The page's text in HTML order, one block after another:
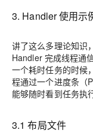
3. Handler 使用示
讲了这么多理论知识
Handler 完成线程通
一个耗时任务的时候
程通过一个进度条（
能够随时看到任务执
3.1 布局文件